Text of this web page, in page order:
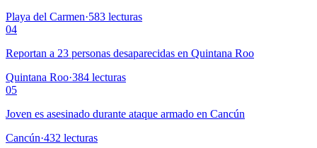
Playa del Carmen·583 lecturas
04
Reportan a 23 personas desaparecidas en Quintana Roo
Quintana Roo·384 lecturas
05
Joven es asesinado durante ataque armado en Cancún
Cancún·432 lecturas